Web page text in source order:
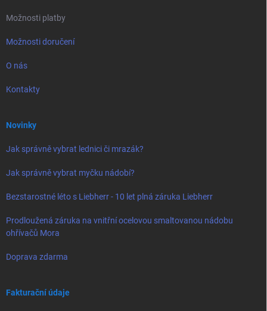
Možnosti platby
Možnosti doručení
O nás
Kontakty
Novinky
Jak správně vybrat lednici či mrazák?
Jak správně vybrat myčku nádobí?
Bezstarostné léto s Liebherr - 10 let plná záruka Liebherr
Prodloužená záruka na vnitřní ocelovou smaltovanou nádobu
ohřívačů Mora
Doprava zdarma
Fakturační údaje